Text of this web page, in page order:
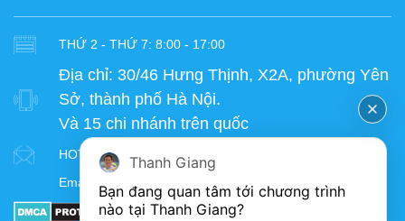
THỨ 2 - THỨ 7: 8:00 - 17:00
Địa chỉ: 30/46 Hưng Thịnh, X2A, phường Yên
Sở, thành phố Hà Nội.
Và 15 chi nhánh trên quốc
HOTLINE:
091.858.2233 / 096.450.2233 (Zalo)
Email:
aoikawa@thanhgiang.com.vn
Thanh Giang
Bạn đang quan tâm tới chương trình
nào tại Thanh Giang?